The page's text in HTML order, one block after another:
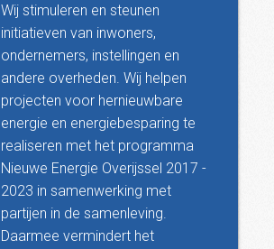
Wij stimuleren en steunen
initiatieven van inwoners,
ondernemers, instellingen en
andere overheden. Wij helpen
projecten voor hernieuwbare
energie en energiebesparing te
realiseren met het programma
Nieuwe Energie Overijssel 2017 -
2023 in samenwerking met
partijen in de samenleving.
Daarmee vermindert het